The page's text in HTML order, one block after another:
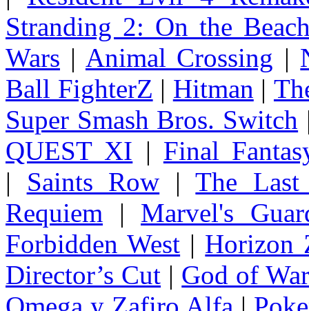
Stranding 2: On the
Wars | Animal Crossing |
Ball FighterZ | Hitman |
Super Smash Bros. Switch
QUEST XI | Final
| Saints Row |The
Requiem | Marvel's
Forbidden West | Horizon
Director’s Cut | God of